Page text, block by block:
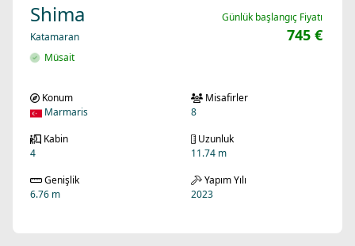
Shima
Katamaran
Müsait
Günlük başlangıç Fiyatı
745 €
Konum
Marmaris
Misafirler
8
Kabin
4
Uzunluk
11.74 m
Genişlik
6.76 m
Yapım Yılı
2023